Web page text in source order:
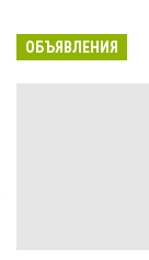
ОБЪЯВЛЕНИЯ